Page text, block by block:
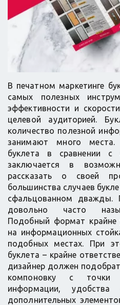
В печатном маркетинге
самых полезных
эффективности и
целевой аудиторией.
количество полезной
занимают много места.
буклета в сравнении с
заключается в
рассказать о своей
большинства случаев
сфальцованном дважды.
довольно часто
Подобный формат
на информационных
подобных местах. При
буклета – крайне
дизайнер должен
компоновку с точки
информации,
дополнительных